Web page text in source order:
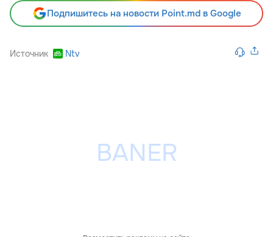
Подпишитесь на новости Point.md в Google
Источник Ntv